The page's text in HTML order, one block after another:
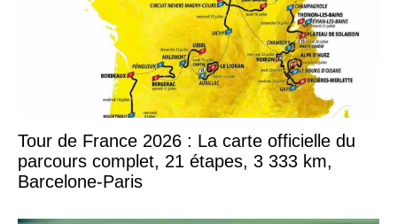
Tour de France 2026 : La carte officielle du
parcours complet, 21 étapes, 3 333 km,
Barcelone-Paris